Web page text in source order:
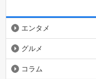
エンタメ
グルメ
コラム